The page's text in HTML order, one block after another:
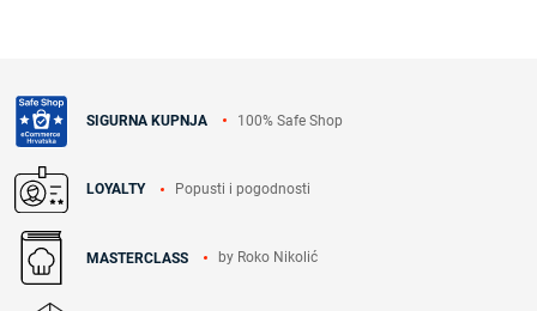
SIGURNA KUPNJA 100% Safe Shop
LOYALTY Popusti i pogodnosti
MASTERCLASS by Roko Nikolić